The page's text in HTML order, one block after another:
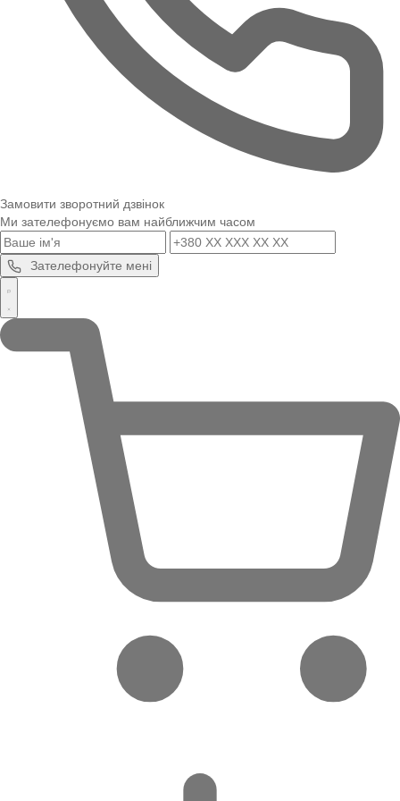
Замовити зворотний дзвінок
Ми зателефонуємо вам найближчим часом
Зателефонуйте мені